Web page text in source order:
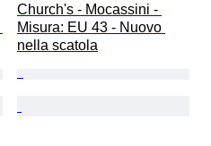
Church's - Mocassini -
Misura: EU 43 - Nuovo
nella scatola